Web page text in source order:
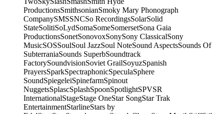
ProductionsSmithsonianSmoky Mary Phonograph
CompanySMSSNCSo RecordingsSolarSolid
StateSolitiSoLydSomaSomeSomersetSona Gaia
ProductionsSonetSonovoxSonySony ClassicalSony
MusicSOSSoulSoul JazzSoul NoteSound AspectsSounds Of
SubterraniaSounds SuperbSoundtrack
FactorySoundvisionSoviet GrailSoyuzSpanish
PrayersSparkSpectraphonicSpeculaSphere
SoundSpiegeleiSpinefarmSpinout
NuggetsSplascSplashSpoonSpotlightSPVSR
InternationalStageStage OneStar SongStar Trak
EntertainmentStarlineStars by